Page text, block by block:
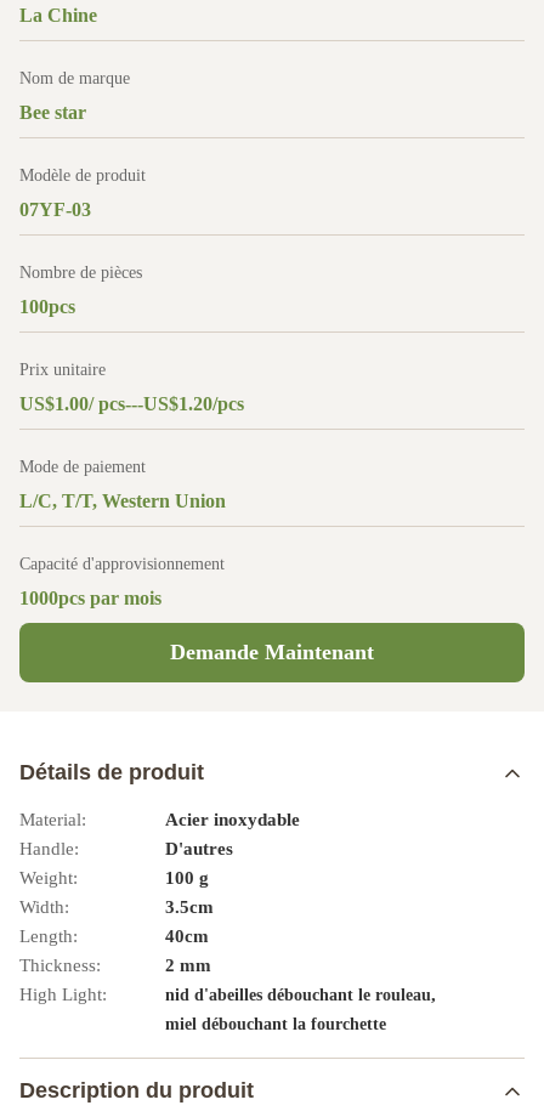
La Chine
Nom de marque
Bee star
Modèle de produit
07YF-03
Nombre de pièces
100pcs
Prix unitaire
US$1.00/ pcs---US$1.20/pcs
Mode de paiement
L/C, T/T, Western Union
Capacité d'approvisionnement
1000pcs par mois
Demande Maintenant
Détails de produit
Material:
Acier inoxydable
Handle:
D'autres
Weight:
100 g
Width:
3.5cm
Length:
40cm
Thickness:
2 mm
High Light:
nid d'abeilles débouchant le rouleau,
miel débouchant la fourchette
Description du produit